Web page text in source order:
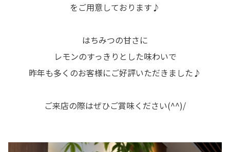
をご用意しております♪
はちみつの甘さに
レモンのすっきりとした味わいで
昨年も多くのお客様にご好評いただきました♪
ご来店の際はぜひご賞味ください(^^)/